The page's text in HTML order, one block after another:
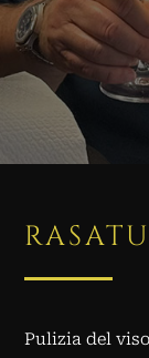
Pulizia del